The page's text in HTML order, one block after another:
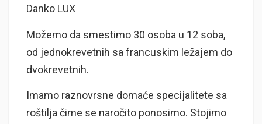
Danko LUX
Možemo da smestimo 30 osoba u 12 soba,
od jednokrevetnih sa francuskim ležajem do
dvokrevetnih.
Imamo raznovrsne domaće specijalitete sa
roštilja čime se naročito ponosimo. Stojimo